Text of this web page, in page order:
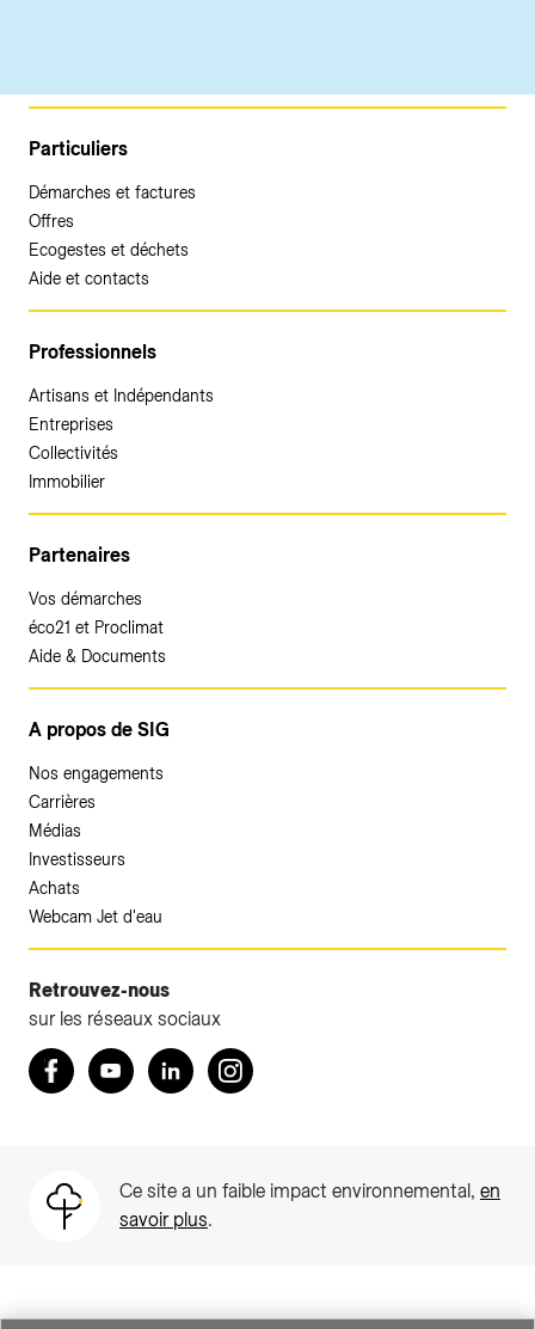
Particuliers
Démarches et factures
Offres
Ecogestes et déchets
Aide et contacts
Professionnels
Artisans et Indépendants
Entreprises
Collectivités
Immobilier
Partenaires
Vos démarches
éco21 et Proclimat
Aide & Documents
A propos de SIG
Nos engagements
Carrières
Médias
Investisseurs
Achats
Webcam Jet d'eau
Retrouvez-nous
sur les réseaux sociaux
Retrouvez nous sur Facebook
YoutubeLinkedInInstagram
Ce site a un faible impact environnemental, en
savoir plus.
Accéder à votre espace client SIG.
Votre espace client SIG n'est pas optimisé pour une
Particuliers)